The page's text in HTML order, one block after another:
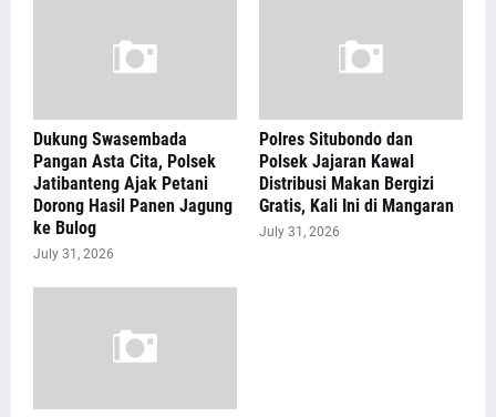
Dukung Swasembada
Pangan Asta Cita, Polsek
Jatibanteng Ajak Petani
Dorong Hasil Panen Jagung
ke Bulog
July 31, 2026
Polres Situbondo dan
Polsek Jajaran Kawal
Distribusi Makan Bergizi
Gratis, Kali Ini di Mangaran
July 31, 2026